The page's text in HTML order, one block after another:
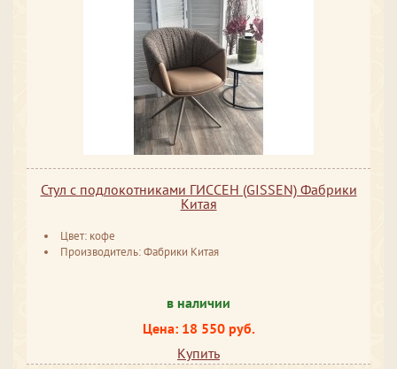
Стул с подлокотниками ГИССЕН (GISSEN) Фабрики
Китая
Цвет: кофе
Производитель: Фабрики Китая
в наличии
Цена: 18 550 руб.
Купить